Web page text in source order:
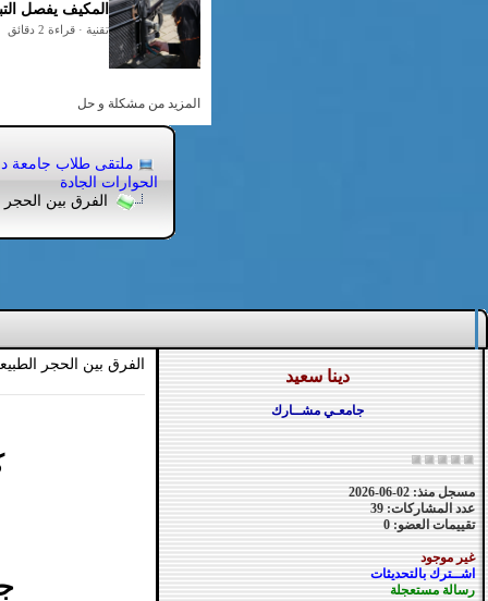
المكيف يفصل
تقنية · قراءة 2 دقائق
المزيد من مشكلة و حل
ملتقى طلاب جامعة
الحوارات الجادة
الفرق بين
دينا سعيد
جامعـي مشــارك
مسجل منذ: 02-06-2026
عدد المشاركات: 39
تقييمات العضو: 0
غير موجود
اشــترك بالتحديثات
رسالة مستعجلة
الفرق بين الحجر